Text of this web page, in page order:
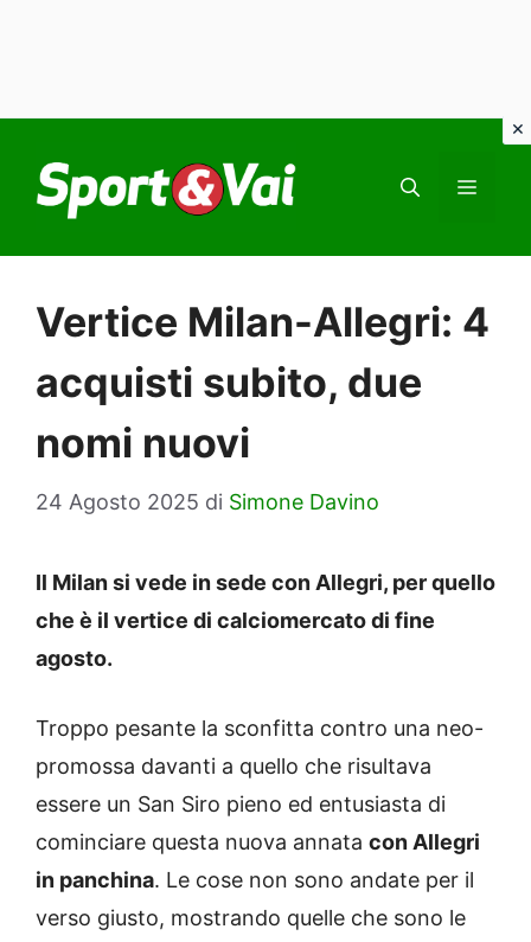
contenuto
Vertice Milan-Allegri: 4
acquisti subito, due
nomi nuovi
24 Agosto 2025 di Simone Davino
Il Milan si vede in sede con Allegri, per quello
che è il vertice di calciomercato di fine
agosto.
Troppo pesante la sconfitta contro una neo-
promossa davanti a quello che risultava
essere un San Siro pieno ed entusiasta di
cominciare questa nuova annata con Allegri
in panchina. Le cose non sono andate per il
verso giusto, mostrando quelle che sono le